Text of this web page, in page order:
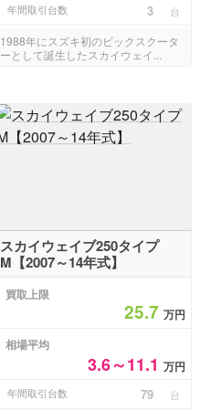
年間取引台数 3 台
1988年にスズキ初のビックスクータ
ーとして誕生したスカイウェイ...
スカイウェイブ250タイプ
M【2007～14年式】
買取上限
25.7 万円
相場平均
3.6～11.1 万円
年間取引台数 79 台